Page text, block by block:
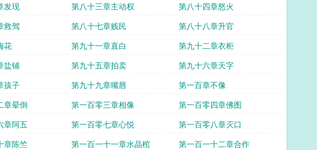
发现 第八十三章主动权
第八十四章怒火
救驾 第八十七章贱民
第八十八章升官
花 第九十一章直白
第九十二章衣柜
盐铺 第九十五章拍卖
第九十六章天字
孩子 第九十九章嘴唇
第一百章不像
章晕倒 第一百零三章相像
第一百零四章佛图
章阿五 第一百零七章心悦
第一百零八章灭口
章陈竺 第一百一十一章水晶棺 第一百一十二章合作